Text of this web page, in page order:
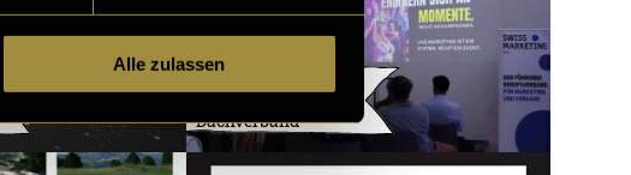
Alle zulassen
– Swiss Marketing
Dachverband